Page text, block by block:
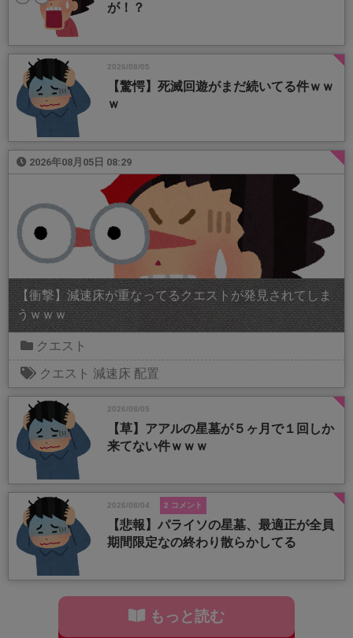
が！？
2026/08/05
【驚愕】死滅回遊がまだ続いてる件ｗｗ
ｗ
2026年08月05日 08:29
【衝撃】減速床が重なってるクエストが発見されてしま
うｗｗｗ
クエスト
クエスト 減速床 配置
2026/08/05
【草】アアルの星墓が５ヶ月で１回しか
来てない件ｗｗｗ
2026/08/04 2 コメント
【悲報】パライソの星墓、最適正が全員
期間限定なの終わり散らかしてる
もっと読む